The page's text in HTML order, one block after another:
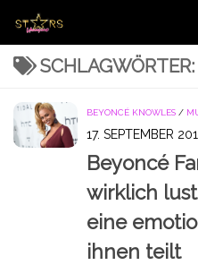
Zum Inhalt springen
SCHLAGWÖRTER:
BEYONCÉ KNOWLES /
17. SEPTEMBER
Beyoncé
wirklich
eine
ihnen teilt